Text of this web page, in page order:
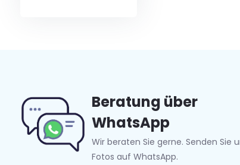
Beratung über
WhatsApp
Wir beraten Sie gerne. Senden Sie
Fotos auf WhatsApp.